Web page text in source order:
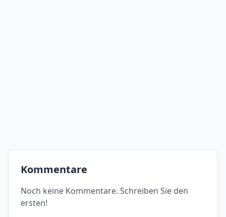
Kommentare
Noch keine Kommentare. Schreiben Sie den
ersten!